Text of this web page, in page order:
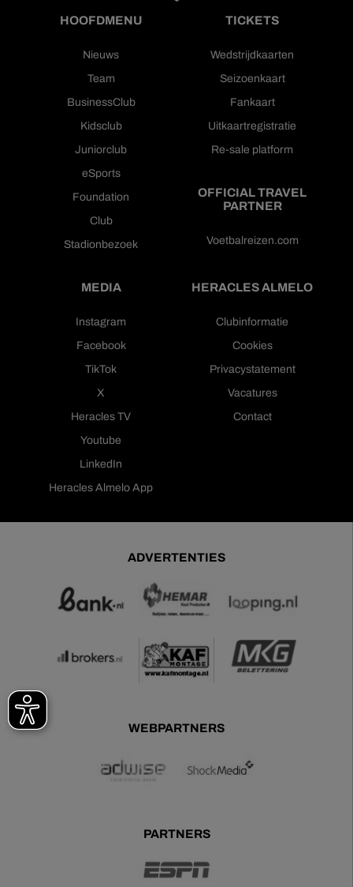
HOOFDMENU
Nieuws
Team
BusinessClub
Kidsclub
Juniorclub
eSports
Foundation
Club
Stadionbezoek
TICKETS
Wedstrijdkaarten
Seizoenkaart
Fankaart
Uitkaartregistratie
Re-sale platform
OFFICIAL TRAVEL
PARTNER
Voetbalreizen.com
MEDIA
Instagram
Facebook
TikTok
X
Heracles TV
Youtube
LinkedIn
Heracles Almelo App
HERACLES ALMELO
Clubinformatie
Cookies
Privacystatement
Vacatures
Contact
ADVERTENTIES
WEBPARTNERS
PARTNERS